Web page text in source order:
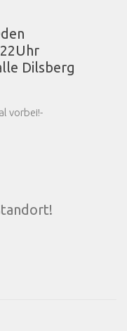
Dilsberg
vorbei!-